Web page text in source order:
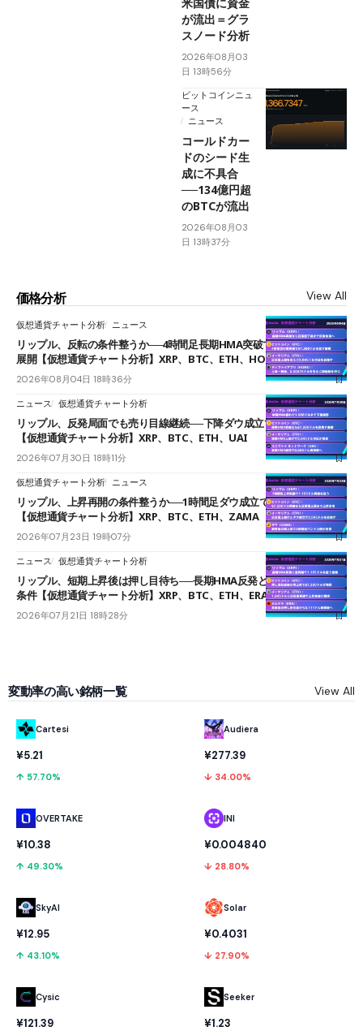
が流出＝グラ
スノード分析
2026年08月03
日 13時56分
ビットコインニュ
ース
ニュース
コールドカー
ドのシード生
成に不具合
──134億円超
のBTCが流出
2026年08月03
日 13時37分
価格分析 View All
仮想通貨チャート分析 ニュース
リップル、反転の条件整うか──4時間足長期HMA突破で雲下端を目指す
展開【仮想通貨チャート分析】XRP、BTC、ETH、HOME
2026年08月04日 18時36分
ニュース 仮想通貨チャート分析
リップル、反発局面でも売り目線継続──下降ダウ成立で下値追う展開
【仮想通貨チャート分析】XRP、BTC、ETH、UAI
2026年07月30日 18時11分
仮想通貨チャート分析 ニュース
リップル、上昇再開の条件整うか──1時間足ダウ成立で1.185ドルを狙う
【仮想通貨チャート分析】XRP、BTC、ETH、ZAMA
2026年07月23日 19時07分
ニュース 仮想通貨チャート分析
リップル、短期上昇後は押し目待ち──長期HMA反発と雲上抜けが買い
条件【仮想通貨チャート分析】XRP、BTC、ETH、ERA
2026年07月21日 18時28分
変動率の高い銘柄一覧 View All
Cartesi
¥5.21
↑ 57.70%
OVERTAKE
¥10.38
↑ 49.30%
SkyAI
¥12.95
↑ 43.10%
Cysic
¥121.39
Audiera
¥277.39
↓ 34.00%
INI
¥0.004840
↓ 28.80%
Solar
¥0.4031
↓ 27.90%
Seeker
¥1.23